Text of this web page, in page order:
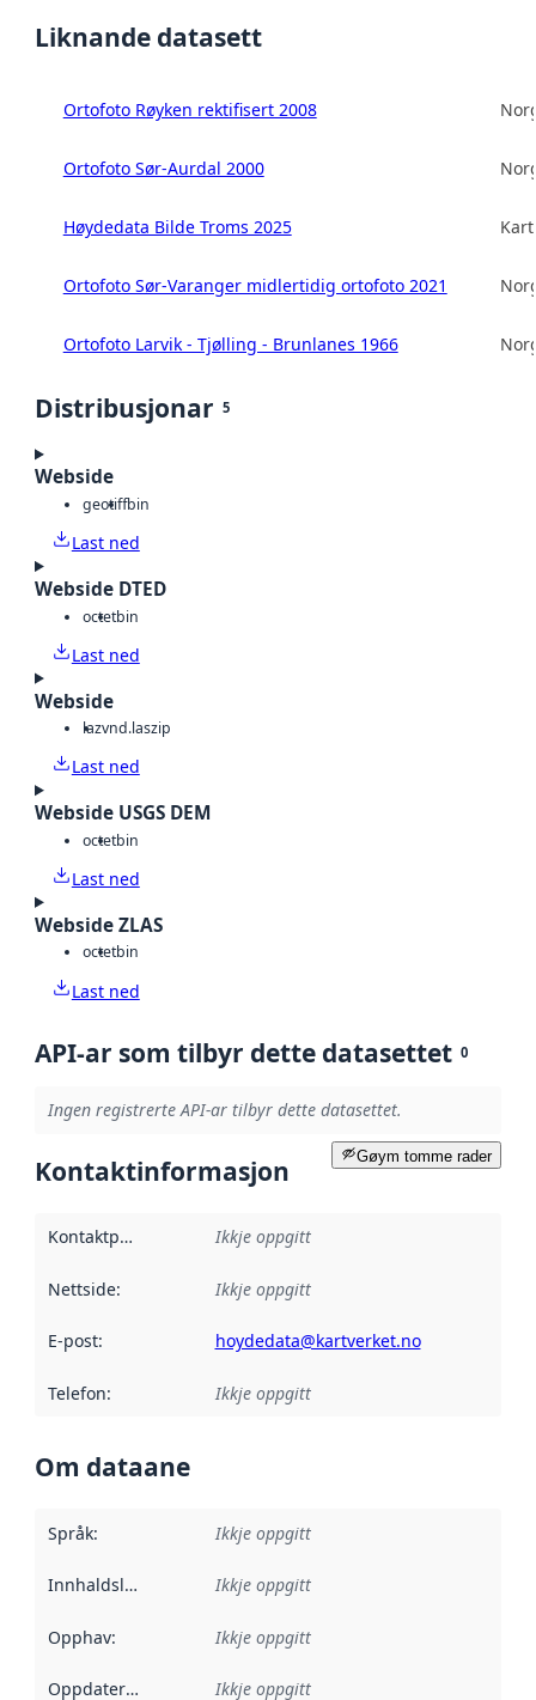
Liknande datasett
Ortofoto Røyken rektifisert 2008
Ortofoto Sør-Aurdal 2000
Høydedata Bilde Troms 2025
Ortofoto Sør-Varanger midlertidig ortofoto 2021
Ortofoto Larvik - Tjølling - Brunlanes 1966
Distribusjonar 5
Webside
geotiffbin
Last ned
Webside DTED
octetbin
Last ned
Webside
lazvnd.laszip
Last ned
Webside USGS DEM
octetbin
Last ned
Webside ZLAS
octetbin
Last ned
API-ar som tilbyr dette datasettet 0
Ingen registrerte API-ar tilbyr dette datasettet.
Gøym tomme rader
Kontaktinformasjon
Kontaktpunkt Ikkje oppgitt
Nettside: Ikkje oppgitt
E-post: hoydedata@kartverket.no
Telefon: Ikkje oppgitt
Om dataane
Språk: Ikkje oppgitt
Innhaldsleverandørar :
Ikkje oppgitt
Opphav: Ikkje oppgitt
Oppdateringsfrekvens :
Ikkje oppgitt